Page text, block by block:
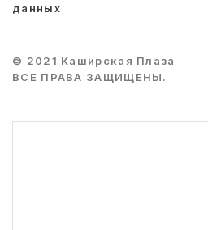
данных
© 2021 Каширская Плаза
ВСЕ ПРАВА ЗАЩИЩЕНЫ.